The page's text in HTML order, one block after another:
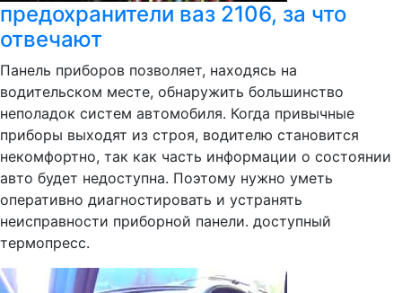
предохранители ваз 2106, за что
отвечают
Панель приборов позволяет, находясь на
водительском месте, обнаружить большинство
неполадок систем автомобиля. Когда привычные
приборы выходят из строя, водителю становится
некомфортно, так как часть информации о состоянии
авто будет недоступна. Поэтому нужно уметь
оперативно диагностировать и устранять
неисправности приборной панели. доступный
термопресс.